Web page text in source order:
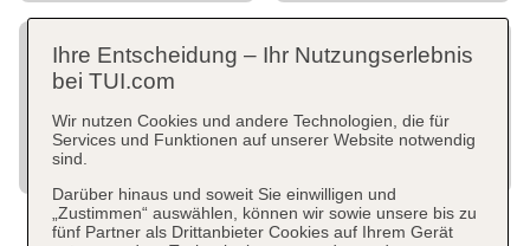
Ihre Entscheidung – Ihr Nutzungserlebnis
bei TUI.com
Wir nutzen Cookies und andere Technologien, die für
Services und Funktionen auf unserer Website notwendig
sind.
Darüber hinaus und soweit Sie einwilligen und
„Zustimmen“ auswählen, können wir sowie unsere bis zu
fünf Partner als Drittanbieter Cookies auf Ihrem Gerät